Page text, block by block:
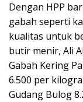
Dengan HPP
gabah seperti
kualitas untuk
butir menir, Ali
Gabah Kering
6.500 per
Gudang Bulog